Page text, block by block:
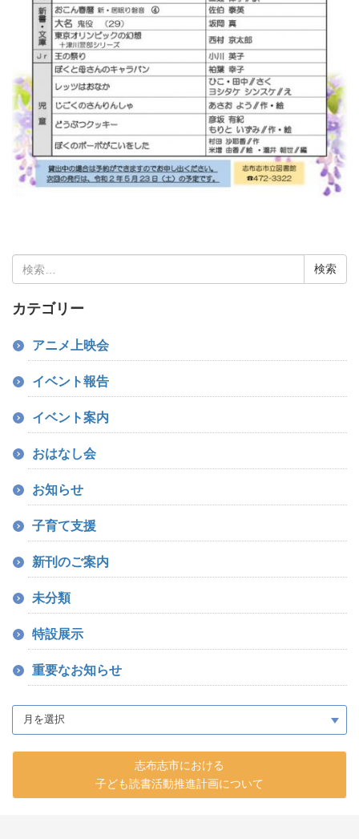
索:
カテゴリー
アニメ上映会
イベント報告
イベント案内
おはなし会
お知らせ
子育て支援
新刊のご案内
未分類
特設展示
重要なお知らせ
志布志市における
子ども読書活動推進計画について